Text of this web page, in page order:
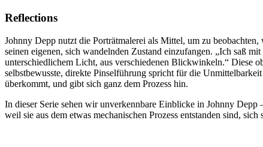
Reflections
Johnny Depp nutzt die Porträtmalerei als Mittel, um zu
seinen eigenen, sich wandelnden Zustand einzufangen. „Ich saß
unterschiedlichem Licht, aus verschiedenen Blickwinkeln.“ Diese
selbstbewusste, direkte Pinselführung spricht für die
überkommt, und gibt sich ganz dem Prozess hin.
In dieser Serie sehen wir unverkennbare Einblicke in Johnny
weil sie aus dem etwas mechanischen Prozess entstanden sind,